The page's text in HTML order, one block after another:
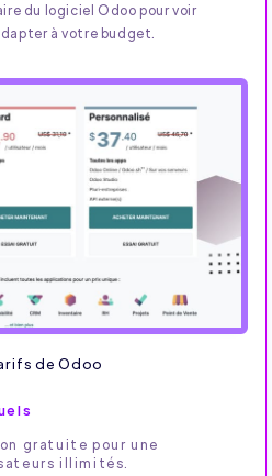
du logiciel Odoo pour voir
à votre budget.
de Odoo
gratuite pour une
illimités.